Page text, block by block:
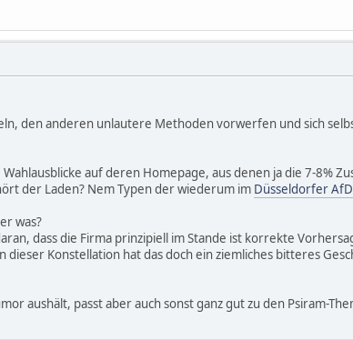
den anderen unlautere Methoden vorwerfen und sich
Wahlausblicke auf deren Homepage, aus denen ja die 7-8%
der Laden? Nem Typen der wiederum im Düsseldorfer
was?
dass die Firma prinzipiell im Stande ist korrekte
dieser Konstellation hat das doch ein ziemliches bitteres
aushält, passt aber auch sonst ganz gut zu den Psiram-